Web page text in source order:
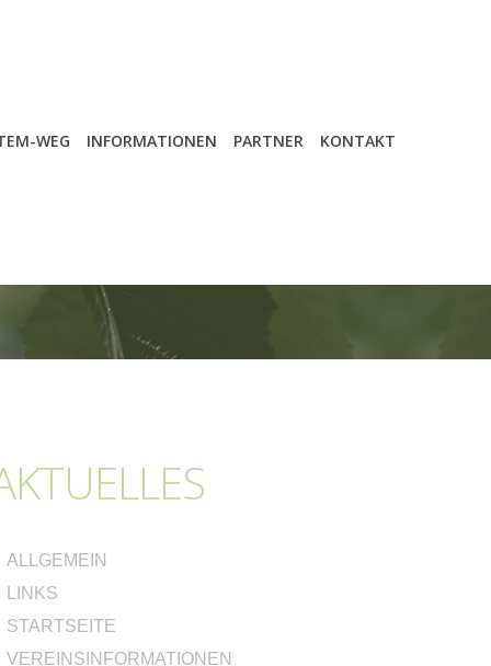
WEG INFORMATIONEN PARTNER KONTAKT
ALLGEMEIN
LINKS
STARTSEITE
VEREINSINFORMATIONEN